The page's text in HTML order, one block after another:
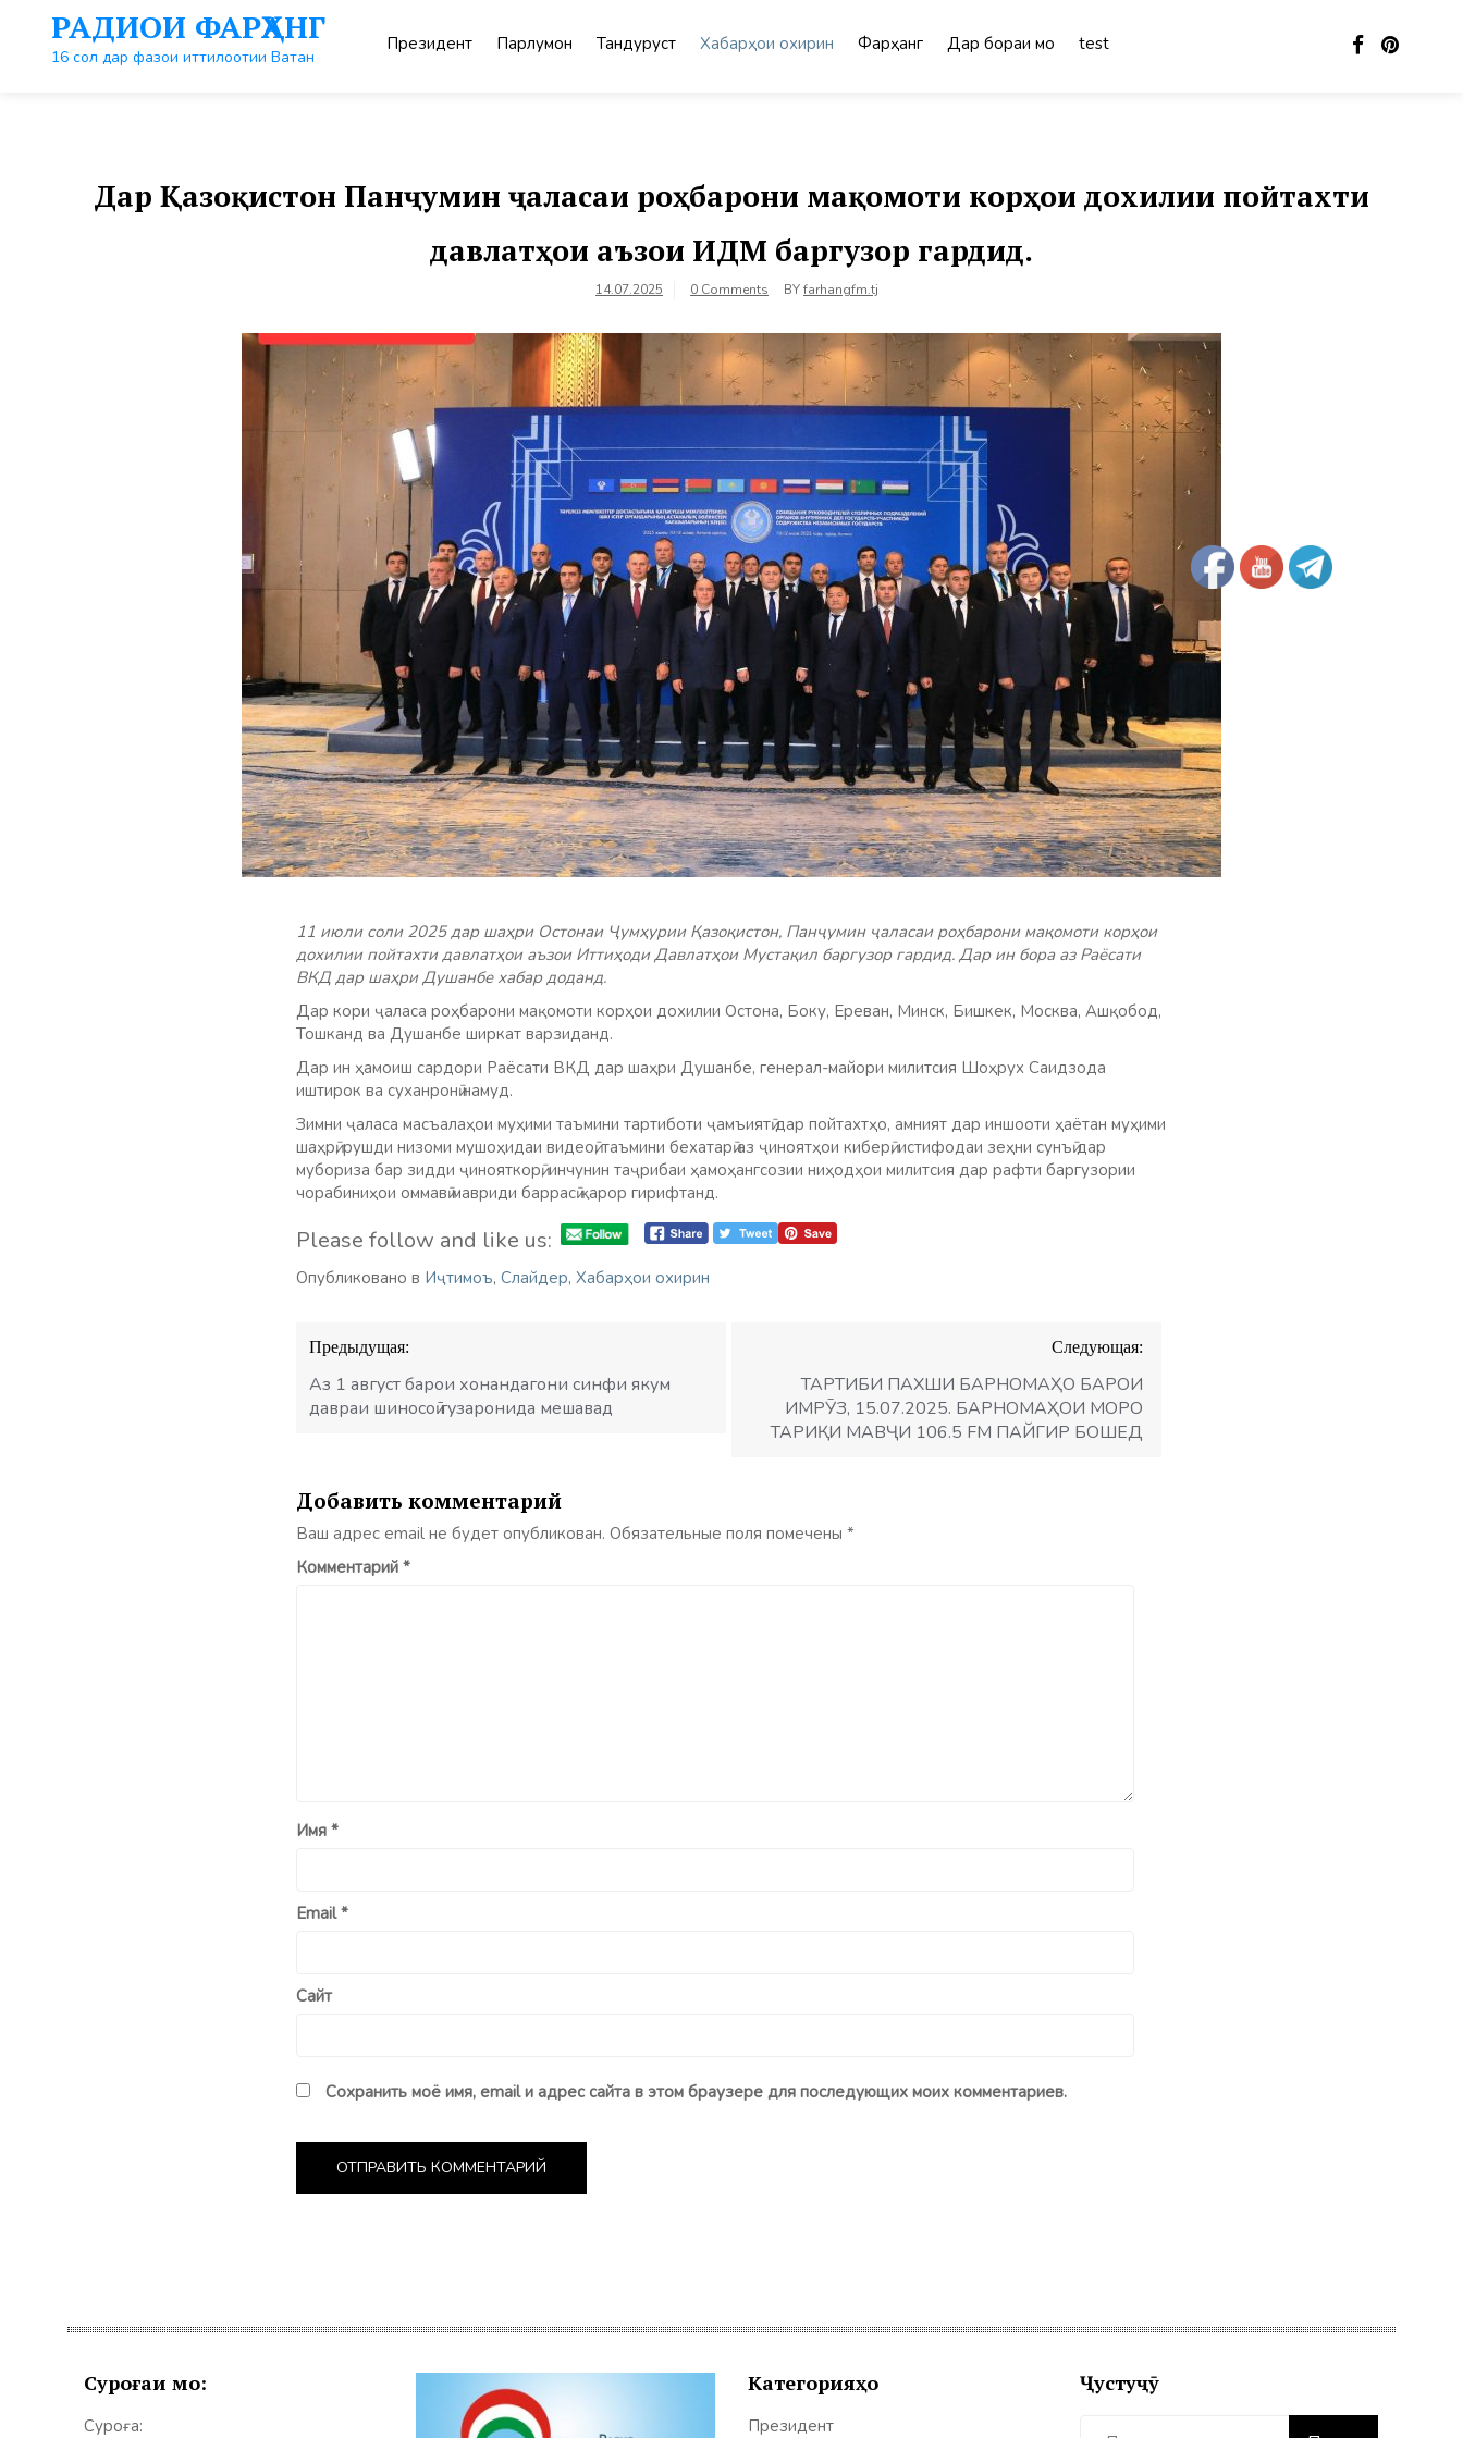
контенту
РАДИОИ ФАРҲАНГ
16 сол дар фазои иттилоотии Ватан
Президент Парлумон Тандурустӣ Хабарҳои охирин Фарҳанг Дар бораи мо test
Дар Қазоқистон Панҷумин ҷаласаи роҳбарони мақомоти корҳои дохилии пойтахти
давлатҳои аъзои ИДМ баргузор гардид.
14.07.2025 0 Comments BYfarhangfm.tj
11 июли соли 2025 дар шаҳри Остонаи Ҷумҳурии Қазоқистон, Панҷумин ҷаласаи роҳбарони мақомоти корҳои
дохилии пойтахти давлатҳои аъзои Иттиҳоди Давлатҳои Мустақил баргузор гардид. Дар ин бора аз Раёсати
ВКД дар шаҳри Душанбе хабар доданд.
Дар кори ҷаласа роҳбарони мақомоти корҳои дохилии Остона, Боку, Ереван, Минск, Бишкек, Москва, Ашқобод,
Тошканд ва Душанбе ширкат варзиданд.
Дар ин ҳамоиш сардори Раёсати ВКД дар шаҳри Душанбе, генерал-майори милитсия Шоҳрух Саидзода
иштирок ва суханронӣ намуд.
Зимни ҷаласа масъалаҳои муҳими таъмини тартиботи ҷамъиятӣ дар пойтахтҳо, амният дар иншооти ҳаётан муҳими
шаҳрӣ, рушди низоми мушоҳидаи видеоӣ, таъмини бехатарӣ аз ҷиноятҳои киберӣ, истифодаи зеҳни сунъӣ дар
мубориза бар зидди ҷинояткорӣ, инчунин таҷрибаи ҳамоҳангсозии ниҳодҳои милитсия дар рафти баргузории
чорабиниҳои оммавӣ мавриди баррасӣ қарор гирифтанд.
Please follow and like us:
Опубликовано в Иҷтимоъ, Слайдер, Хабарҳои охирин
Навигация
по
записям
Предыдущая:
Аз 1 август барои хонандагони синфи якум
давраи шиносоӣ гузаронида мешавад
Следующая:
ТАРТИБИ ПАХШИ БАРНОМАҲО БАРОИ
ИМРӮЗ, 15.07.2025. БАРНОМАҲОИ МОРО
ТАРИҚИ МАВҶИ 106.5 FM ПАЙГИР БОШЕД
Добавить комментарий
Ваш адрес email не будет опубликован. Обязательные поля помечены *
Комментарий *
Имя *
Email*
Сайт
Сохранить моё имя, email и адрес сайта в этом браузере для последующих моих комментариев.
Суроғаи мо:
Суроға:
Категорияҳо
Президент
Ҷустуҷӯ